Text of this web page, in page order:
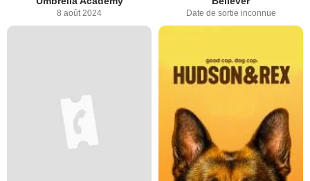
8 août 2024 Date de sortie inconnue